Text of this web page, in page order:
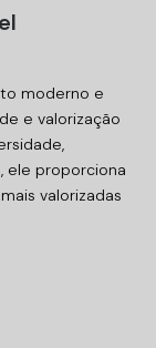
moderno e
e valorização
ele proporciona
valorizadas